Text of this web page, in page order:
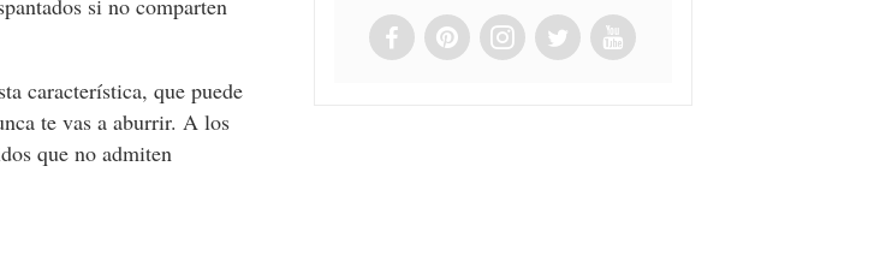
si no comparten
característica, que puede
te vas a aburrir. A los
que no admiten